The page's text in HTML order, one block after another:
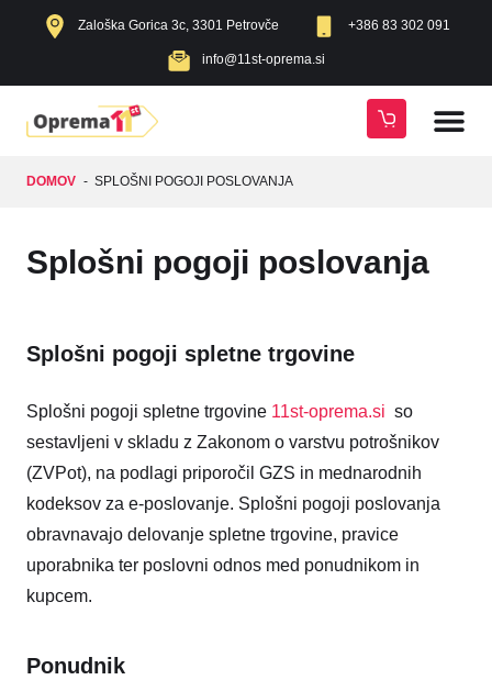
Zaloška Gorica 3c, 3301 Petrovče +386 83 302 091
info@11st-oprema.si
DOMOV - SPLOŠNI POGOJI POSLOVANJA
Splošni pogoji poslovanja
Splošni pogoji spletne trgovine
Splošni pogoji spletne trgovine 11st-oprema.si so
sestavljeni v skladu z Zakonom o varstvu potrošnikov
(ZVPot), na podlagi priporočil GZS in mednarodnih
kodeksov za e-poslovanje. Splošni pogoji poslovanja
obravnavajo delovanje spletne trgovine, pravice
uporabnika ter poslovni odnos med ponudnikom in
kupcem.
Ponudnik